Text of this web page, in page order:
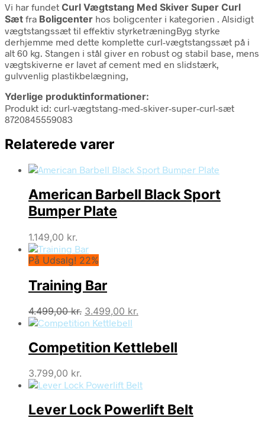
Vi har fundet Curl Vægtstang Med Skiver Super Curl
Sæt fra Boligcenter hos boligcenter i kategorien . Alsidigt
vægtstangssæt til effektiv styrketræningByg styrke
derhjemme med dette komplette curl-vægtstangssæt på i
alt 60 kg. Stangen i stål giver en robust og stabil base, mens
vægtskiverne er lavet af cement med en slidstærk,
gulvvenlig plastikbelægning,
Yderlige produktinformationer:
Produkt id: curl-vægtstang-med-skiver-super-curl-sæt
8720845559083
Relaterede varer
American Barbell Black Sport
Bumper Plate
1.149,00 kr.
På Udsalg! 22%
Training Bar
4.499,00kr. Den
oprindelige
var:
4.499,00 kr..
3.499,00 kr.
er:
3.499,00 kr..
Competition Kettlebell
3.799,00 kr.
Lever Lock Powerlift Belt